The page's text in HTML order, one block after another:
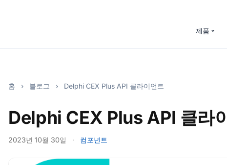
제품
홈 › 블로그 › Delphi CEX Plus API 클라이언트
Delphi CEX Plus API 클라
2023년 10월 30일 · 컴포넌트